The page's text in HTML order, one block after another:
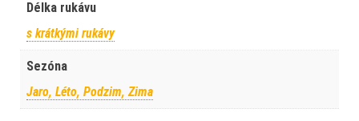
Délka rukávu
s krátkými rukávy
Sezóna
Jaro, Léto, Podzim, Zima